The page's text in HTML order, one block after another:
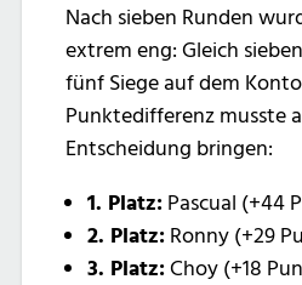
Nach sieben Runden
extrem eng: Gleich
fünf Siege auf dem
Punktedifferenz musste
Entscheidung bringen:
1. Platz: Pascual (+44
2. Platz: Ronny (+29
3. Platz:Choy (+18